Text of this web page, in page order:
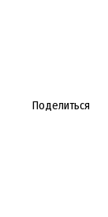
Поделиться